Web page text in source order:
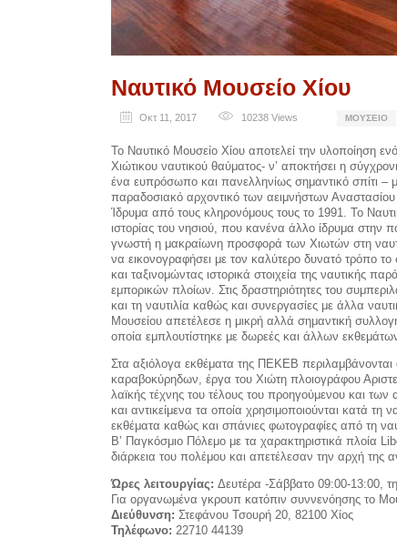
Ναυτικό Μουσείο Χίου
Οκτ 11, 2017 10238 Views ΜΟΥΣΕΊΟ
Το Ναυτικό Μουσείο Χίου αποτελεί την υλοποίηση
Χιώτικου ναυτικού θαύματος- ν’ αποκτήσει η
ένα ευπρόσωπο και πανελληνίως σημαντικό σπίτι –
παραδοσιακό αρχοντικό των αειμνήστων
Ίδρυμα από τους κληρονόμους τους το 1991. Το
ιστορίας του νησιού, που κανένα άλλο ίδρυμα στην
γνωστή η μακραίωνη προσφορά των Χιωτών στη
να εικονογραφήσει με τον καλύτερο δυνατό τρόπο το
και ταξινομώντας ιστορικά στοιχεία της ναυτικής
εμπορικών πλοίων. Στις δραστηριότητες του
και τη ναυτιλία καθώς και συνεργασίες με άλλα
Μουσείου απετέλεσε η μικρή αλλά σημαντική
οποία εμπλουτίστηκε με δωρεές και άλλων
Στα αξιόλογα εκθέματα της ΠΕΚΕΒ
καραβοκύρηδων, έργα του Χιώτη πλοιογράφου
λαϊκής τέχνης του τέλους του προηγούμενου και
και αντικείμενα τα οποία χρησιμοποιούνται κατά
εκθέματα καθώς και σπάνιες φωτογραφίες από τη
Β’ Παγκόσμιο Πόλεμο με τα χαρακτηριστικά πλοία
διάρκεια του πολέμου και απετέλεσαν την αρχή της
Ώρες λειτουργίας: Δευτέρα -Σάββατο 09:00-13:00,
Για οργανωμένα γκρουπ κατόπιν συννενόησης το
Διεύθυνση: Στεφάνου Τσουρή 20, 82100 Χίος
Τηλέφωνο: 22710 44139